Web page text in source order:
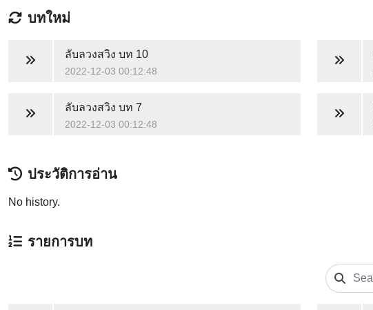
บทใหม่
ลับลวงสวิง บท 10
2022-12-03 00:12:48
ลับลวงสวิง บท 7
2022-12-03 00:12:48
ประวัติการอ่าน
No history.
รายการบท